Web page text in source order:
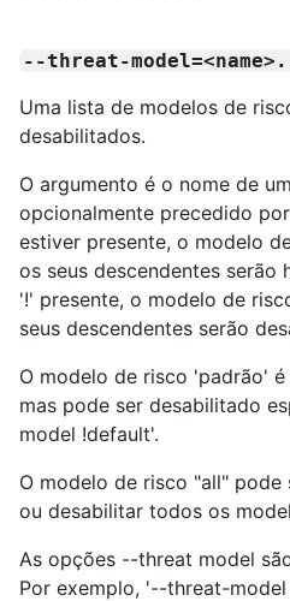
--threat-
Uma lista de modelos de
desabilitados.
O argumento é o nome de
opcionalmente precedido
estiver presente, o modelo
os seus descendentes serão
'!' presente, o modelo de
seus descendentes serão
O modelo de risco 'padrão'
mas pode ser desabilitado
model !default'.
O modelo de risco "all"
ou desabilitar todos os
As opções --threat model
Por exemplo, '--threat-